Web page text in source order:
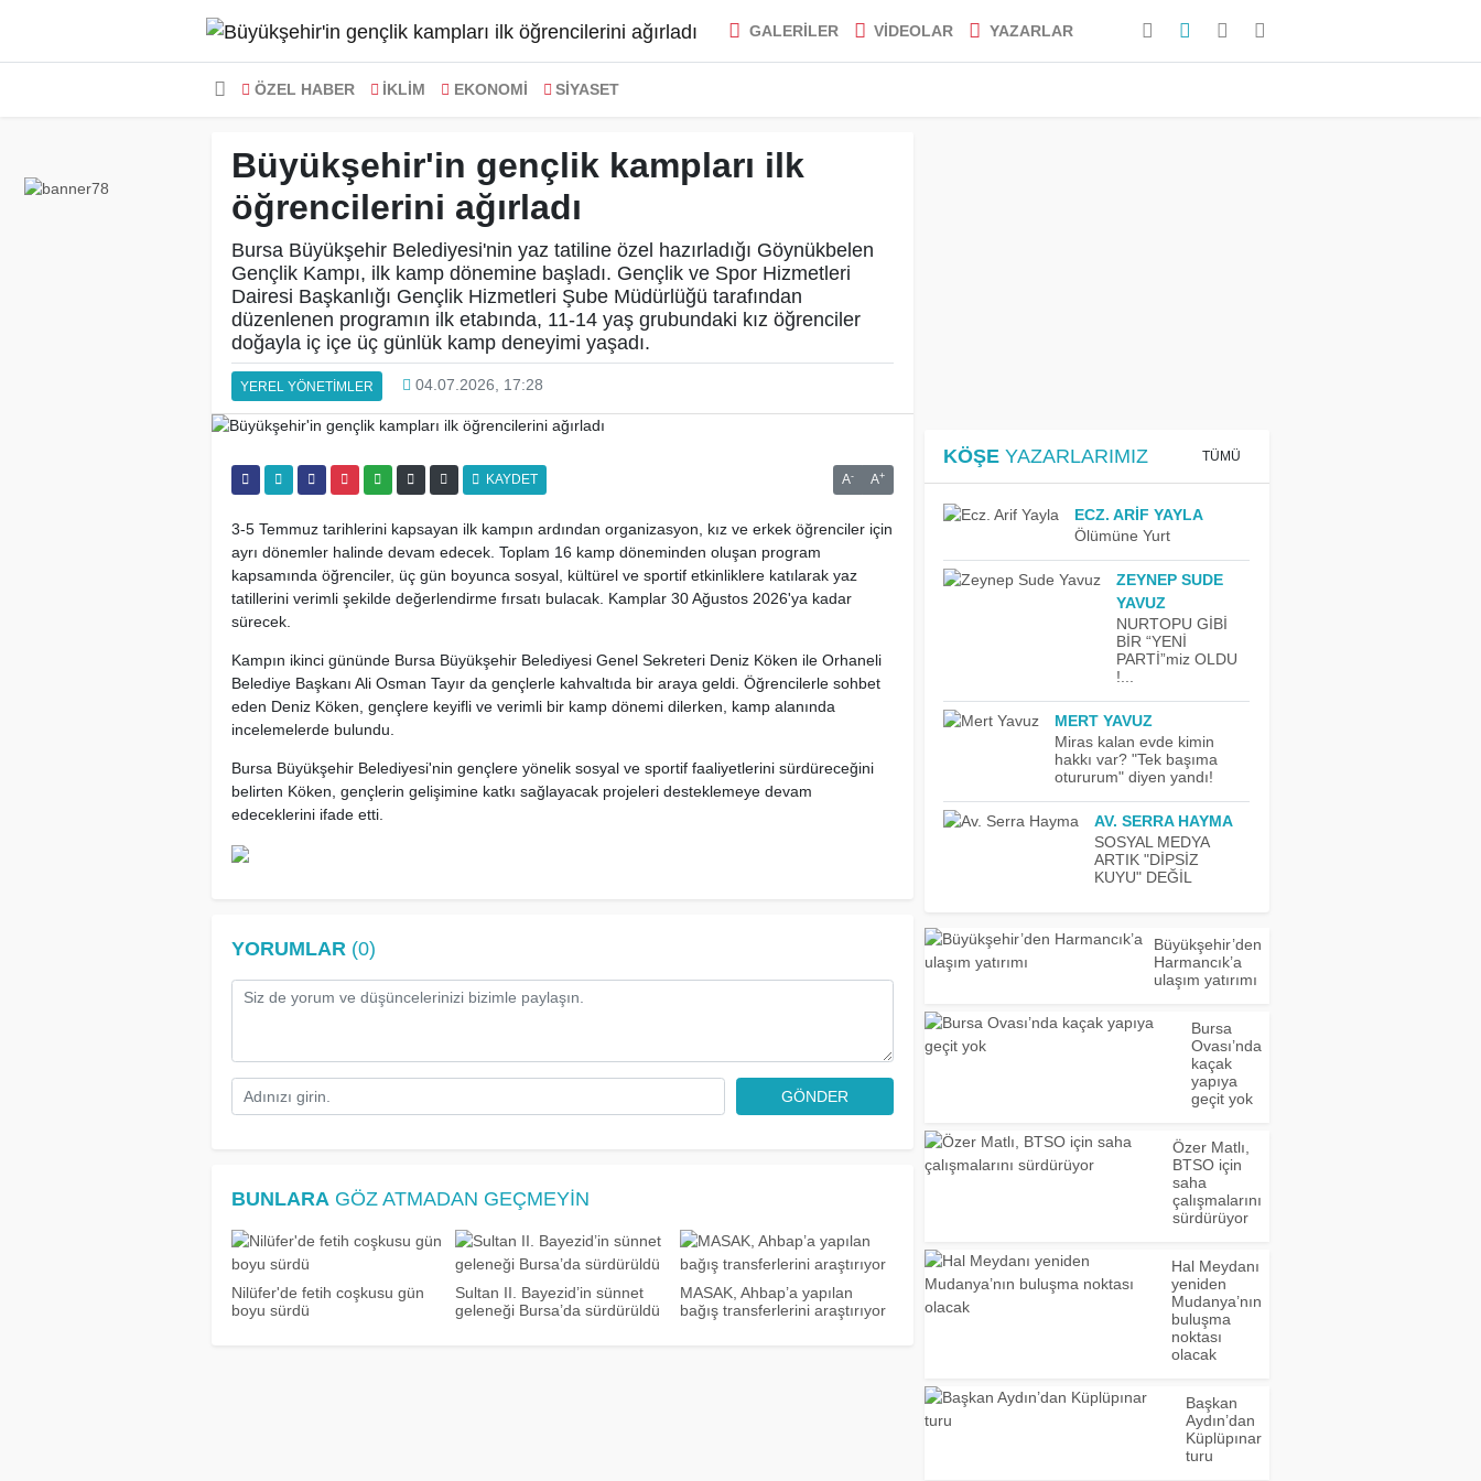
GALERİLER VİDEOLAR YAZARLAR
ÖZEL HABER İKLİM EKONOMİ SİYASET
Büyükşehir'in gençlik kampları ilk
öğrencilerini ağırladı
Bursa Büyükşehir Belediyesi'nin yaz tatiline özel hazırladığı Göynükbelen
Gençlik Kampı, ilk kamp dönemine başladı. Gençlik ve Spor Hizmetleri
Dairesi Başkanlığı Gençlik Hizmetleri Şube Müdürlüğü tarafından
düzenlenen programın ilk etabında, 11-14 yaş grubundaki kız öğrenciler
doğayla iç içe üç günlük kamp deneyimi yaşadı.
YEREL YÖNETİMLER 04.07.2026, 17:28
KAYDET A- A+
3-5 Temmuz tarihlerini kapsayan ilk kampın ardından organizasyon, kız ve erkek öğrenciler için
ayrı dönemler halinde devam edecek. Toplam 16 kamp döneminden oluşan program
kapsamında öğrenciler, üç gün boyunca sosyal, kültürel ve sportif etkinliklere katılarak yaz
tatillerini verimli şekilde değerlendirme fırsatı bulacak. Kamplar 30 Ağustos 2026'ya kadar
sürecek.
Kampın ikinci gününde Bursa Büyükşehir Belediyesi Genel Sekreteri Deniz Köken ile Orhaneli
Belediye Başkanı Ali Osman Tayır da gençlerle kahvaltıda bir araya geldi. Öğrencilerle sohbet
eden Deniz Köken, gençlere keyifli ve verimli bir kamp dönemi dilerken, kamp alanında
incelemelerde bulundu.
Bursa Büyükşehir Belediyesi'nin gençlere yönelik sosyal ve sportif faaliyetlerini sürdüreceğini
belirten Köken, gençlerin gelişimine katkı sağlayacak projeleri desteklemeye devam
edeceklerini ifade etti.
YORUMLAR (0)
GÖNDER
BUNLARA GÖZ ATMADAN GEÇMEYIN
Nilüfer'de fetih coşkusu gün
boyu sürdü
Sultan II. Bayezid’in sünnet
geleneği Bursa’da sürdürüldü
MASAK, Ahbap’a yapılan
bağış transferlerini araştırıyor
KÖŞE YAZARLARIMIZ TÜMÜ
ECZ. ARIF YAYLA
Ölümüne Yurt
ZEYNEP SUDE
YAVUZ
NURTOPU GİBİ
BİR “YENİ
PARTİ”miz OLDU
!...
MERT YAVUZ
Miras kalan evde kimin
hakkı var? "Tek başıma
otururum" diyen yandı!
AV. SERRA HAYMA
SOSYAL MEDYA
ARTIK "DİPSİZ
KUYU" DEĞİL
Büyükşehir’den
Harmancık’a
ulaşım yatırımı
Bursa
Ovası’nda
kaçak
yapıya
geçit yok
Özer Matlı,
BTSO için
saha
çalışmalarını
sürdürüyor
Hal Meydanı
yeniden
Mudanya’nın
buluşma
noktası
olacak
Başkan
Aydın’dan
Küplüpınar
turu